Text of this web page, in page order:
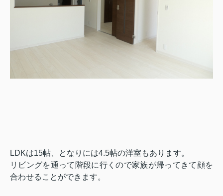
LDKは15帖、となり には4.5帖の洋室もあります。
リビングを通って階段に行くので家族が帰ってきて顔を
合わせることができます。